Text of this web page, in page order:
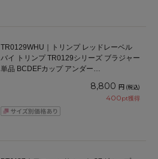
TR0129WHU｜トリンプ レッドレーベル
バイ トリンプ TR0129シリーズ ブラジャー
単品 BCDEFカップ アンダー
8,800 円 (税込)
400pt獲得